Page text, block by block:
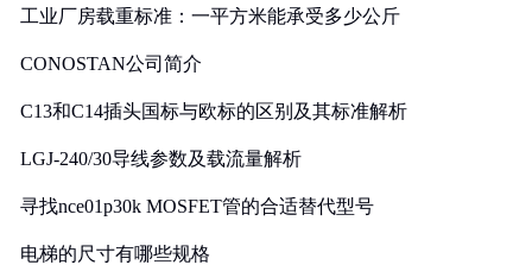
工业厂房载重标准：一平方米能承受多少公斤
CONOSTAN公司简介
C13和C14插头国标与欧标的区别及其标准解析
LGJ-240/30导线参数及载流量解析
寻找nce01p30k MOSFET管的合适替代型号
电梯的尺寸有哪些规格